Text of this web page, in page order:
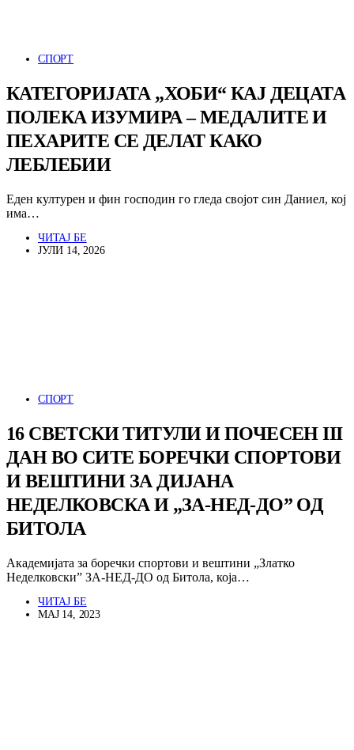
СПОРТ
КАТЕГОРИЈАТА „ХОБИ“ КАЈ ДЕЦАТА
ПОЛЕКА ИЗУМИРА – МЕДАЛИТЕ И
ПЕХАРИТЕ СЕ ДЕЛАТ КАКО
ЛЕБЛЕБИИ
Еден културен и фин господин го гледа својот син Даниел, кој
има…
ЧИТАЈ БЕ
ЈУЛИ 14, 2026
СПОРТ
16 СВЕТСКИ ТИТУЛИ И ПОЧЕСЕН III
ДАН ВО СИТЕ БОРЕЧКИ СПОРТОВИ
И ВЕШТИНИ ЗА ДИЈАНА
НЕДЕЛКОВСКА И „ЗА-НЕД-ДО” ОД
БИТОЛА
Академијата за боречки спортови и вештини „Златко
Неделковски” ЗА-НЕД-ДО од Битола, која…
ЧИТАЈ БЕ
МАЈ 14, 2023